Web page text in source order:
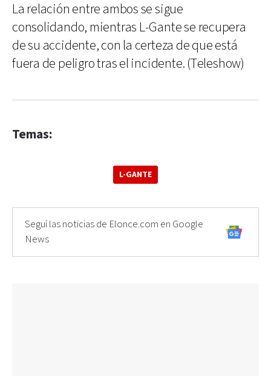
La relación entre ambos se sigue
consolidando, mientras L-Gante se recupera
de su accidente, con la certeza de que está
fuera de peligro tras el incidente. (Teleshow)
Temas:
L-GANTE
Seguí las noticias de Elonce.com en Google
News